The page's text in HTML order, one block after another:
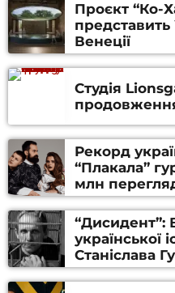
Проєкт “Ко-
представить
Венеції
Студія
Рекорд
“Плакала”
млн
української
Станіслава
Алфьорова